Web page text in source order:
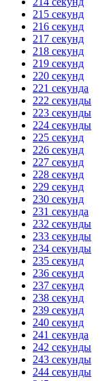
215 секунд
216 секунд
217 секунд
218 секунд
219 секунд
220 секунд
221 секунда
222 секунды
223 секунды
224 секунды
225 секунд
226 секунд
227 секунд
228 секунд
229 секунд
230 секунд
231 секунда
232 секунды
233 секунды
234 секунды
235 секунд
236 секунд
237 секунд
238 секунд
239 секунд
240 секунд
241 секунда
242 секунды
243 секунды
244 секунды